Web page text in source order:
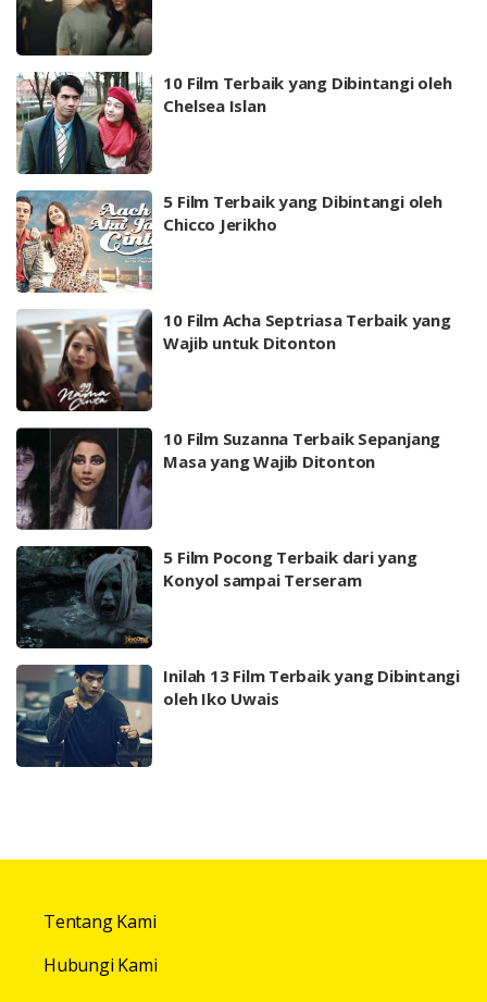
10 Film Terbaik yang Dibintangi oleh
Chelsea Islan
5 Film Terbaik yang Dibintangi oleh
Chicco Jerikho
10 Film Acha Septriasa Terbaik yang
Wajib untuk Ditonton
10 Film Suzanna Terbaik Sepanjang
Masa yang Wajib Ditonton
5 Film Pocong Terbaik dari yang
Konyol sampai Terseram
Inilah 13 Film Terbaik yang Dibintangi
oleh Iko Uwais
Tentang Kami
Hubungi Kami